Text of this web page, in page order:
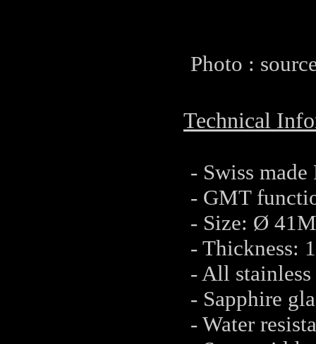
Photo :
Technical
- Swiss
- GMT
- Size: Ø
- Thickness:
- All
- Sapphire
- Water